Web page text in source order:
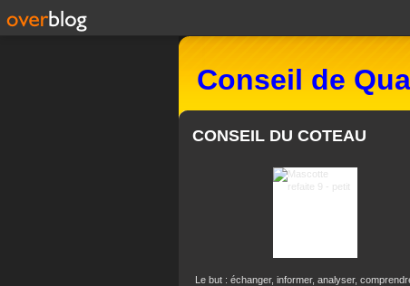
Conseil de
CONSEIL DU COTEAU
Le but : échanger, informer, analyser,